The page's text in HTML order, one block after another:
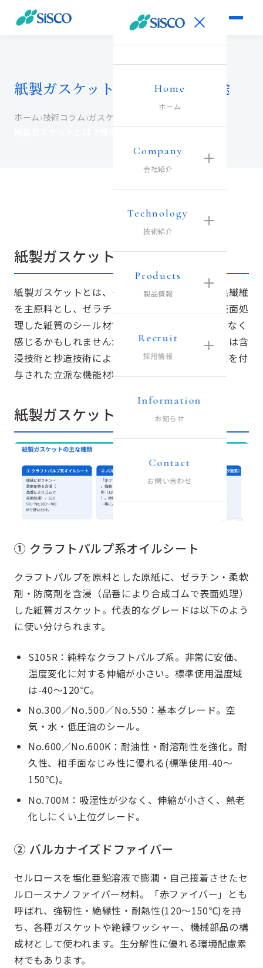
Home
ホーム
Company
会社紹介
Technology
技術紹介
Products
製品情報
Recruit
採用情報
Information
お知らせ
Contact
お問い合わせ
紙製ガスケットとは？特徴と用途
ホーム›技術コラム›ガスケット材コラム
紙製ガスケットとは
紙製ガスケットとは、クラフトパルプや特殊耐熱繊維
を主原料とし、ゼラチン・ゴム・薬品で含浸・表面処
理した紙質のシール材です。「紙」と聞くと頼りなく
感じるかもしれませんが、工業用紙製ガスケットは含
浸技術と抄造技術によって耐油・耐溶剤・耐圧性を付
与された立派な機能材料です。
紙製ガスケットの主な種類
① クラフトパルプ系オイルシート
クラフトパルプを原料とした原紙に、ゼラチン・柔軟
剤・防腐剤を含浸（品番により合成ゴムで表面処理）
した紙質ガスケット。代表的なグレードは以下のよう
に使い分けられます。
S105R：純粋なクラフトパルプ系。非常に安価、
温度変化に対する伸縮が小さい。標準使用温度域
は-40～120℃。
No.300／No.500／No.550：基本グレード。空
気・水・低圧油のシール。
No.600／No.600K：耐油性・耐溶剤性を強化。耐
久性、相手面なじみ性に優れる(標準使用-40～
150℃)。
No.700M：吸湿性が少なく、伸縮が小さく、熱老
化しにくい上位グレード。
② バルカナイズドファイバー
セルロースを塩化亜鉛溶液で膨潤・自己接着させたセ
ルロースナノファイバー材料。「赤ファイバー」とも
呼ばれ、強靭性・絶縁性・耐熱性(120～150℃)を持
ち、各種ガスケットや絶縁ワッシャー、機械部品の構
成材として使われます。生分解性に優れる環境配慮素
材でもあります。